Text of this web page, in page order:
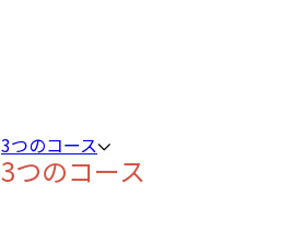
3つのコース
3つのコース